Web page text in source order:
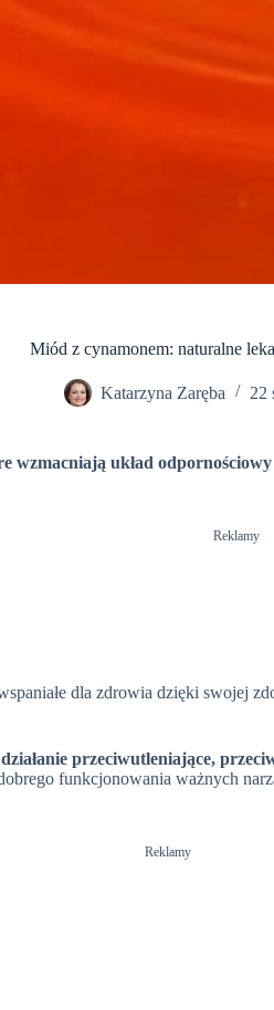
Miód z cynamonem: naturalne
Katarzyna Zaręba 22
wzmacniają układ
Reklamy
dla zdrowia dzięki swojej
przeciwutleniające,
funkcjonowania ważnych
Reklamy